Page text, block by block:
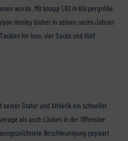
wurde. Mit knapp 1,82 m Körpergröße
Henley bisher in seinen sechs Jahren
for loss, vier Sacks und fünf
seiner Statur und Athletik ein schneller
als auch Lücken in der Offensive
Beschleunigung gepaart